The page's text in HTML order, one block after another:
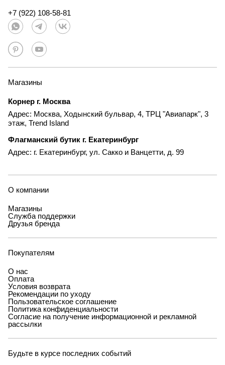
+7 (922) 108-58-81
Магазины
Корнер г. Москва
Адрес: Москва, Ходынский бульвар, 4, ТРЦ "Авиапарк", 3
этаж, Trend Island
Флагманский бутик г. Екатеринбург
Адрес: г. Екатеринбург, ул. Сакко и Ванцетти, д. 99
О компании
Магазины
Служба поддержки
Друзья бренда
Покупателям
О нас
Оплата
Условия возврата
Рекомендации по уходу
Пользовательское соглашение
Политика конфиденциальности
Согласие на получение информационной и рекламной
рассылки
Будьте в курсе последних событий